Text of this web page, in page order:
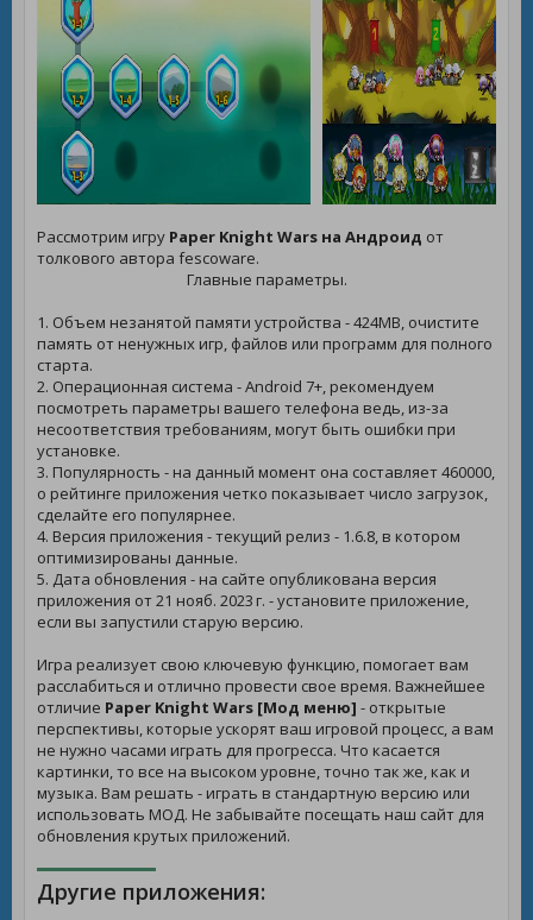
Рассмотрим игру Paper Knight Wars на Андроид от
толкового автора fescoware.
Главные параметры.
1. Объем незанятой памяти устройства - 424MB, очистите
память от ненужных игр, файлов или программ для полного
старта.
2. Операционная система - Android 7+, рекомендуем
посмотреть параметры вашего телефона ведь, из-за
несоответствия требованиям, могут быть ошибки при
установке.
3. Популярность - на данный момент она составляет 460000,
о рейтинге приложения четко показывает число загрузок,
сделайте его популярнее.
4. Версия приложения - текущий релиз - 1.6.8, в котором
оптимизированы данные.
5. Дата обновления - на сайте опубликована версия
приложения от 21 нояб. 2023 г. - установите приложение,
если вы запустили старую версию.
Игра реализует свою ключевую функцию, помогает вам
расслабиться и отлично провести свое время. Важнейшее
отличие Paper Knight Wars [Мод меню] - открытые
перспективы, которые ускорят ваш игровой процесс, а вам
не нужно часами играть для прогресса. Что касается
картинки, то все на высоком уровне, точно так же, как и
музыка. Вам решать - играть в стандартную версию или
использовать МОД. Не забывайте посещать наш сайт для
обновления крутых приложений.
Другие приложения: